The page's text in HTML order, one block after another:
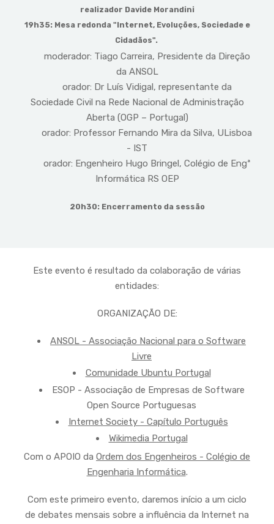
realizador Davide Morandini
19h35: Mesa redonda "Internet, Evoluções, Sociedade e
Cidadãos".
moderador: Tiago Carreira, Presidente da Direção
da ANSOL
orador: Dr Luís Vidigal, representante da
Sociedade Civil na Rede Nacional de Administração
Aberta (OGP – Portugal)
orador: Professor Fernando Mira da Silva, ULisboa
- IST
orador: Engenheiro Hugo Bringel, Colégio de Engª
Informática RS OEP
20h30: Encerramento da sessão
Este evento é resultado da colaboração de várias
entidades:
ORGANIZAÇÃO DE:
ANSOL - Associação Nacional para o Software
Livre
Comunidade Ubuntu Portugal
ESOP - Associação de Empresas de Software
Open Source Portuguesas
Internet Society - Capítulo Português
Wikimedia Portugal
Com o APOIO da Ordem dos Engenheiros - Colégio de
Engenharia Informática.
Com este primeiro evento, daremos início a um ciclo
de debates mensais sobre a influência da Internet na